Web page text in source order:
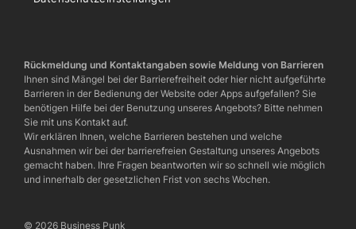
Rückmeldung und Kontaktangaben sowie Meldung von Barrieren
Ihnen sind Mängel bei der Barrierefreiheit oder hier nicht aufgeführte
Barrieren in der Bedienung der Website oder Apps aufgefallen? Sie
benötigen Hilfe bei der Benutzung unseres Angebots? Bitte nehmen
Sie mit uns Kontakt auf.
Wir erklären Ihnen, welche Barrieren bestehen und welche
Ausnahmen wir bei der barrierefreien Gestaltung unseres Angebots
gemacht haben. Ihre Fragen beantworten wir so schnell wie möglich
und innerhalb der gesetzlichen Frist von sechs Wochen.
© 2026 Business Punk